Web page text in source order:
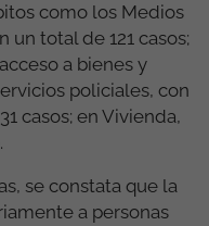
como los Medios
total de 121 casos;
a bienes y
policiales, con
casos; en Vivienda,
se constata que la
a personas